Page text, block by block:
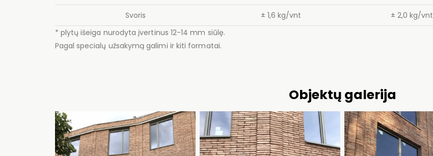
Svoris ± 1,6 kg/vnt ± 2,0 kg/vnt
* plytų išeiga nurodyta įvertinus 12-14 mm siūlę.
Pagal specialų užsakymą galimi ir kiti formatai.
Objektų galerija